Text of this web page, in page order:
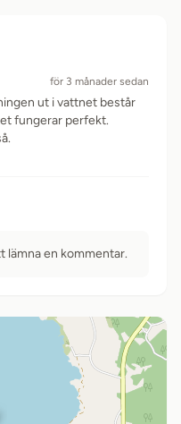
för 3 månader sedan
ut i vattnet består
fungerar perfekt.
lämna en kommentar.